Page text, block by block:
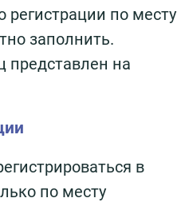
регистрации по месту
заполнить.
представлен на
в
по месту